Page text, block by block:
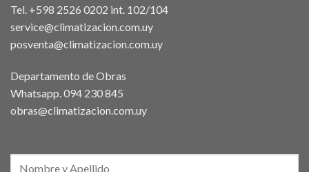
Tel. +598 2526 0202 int. 102/104
service@climatizacion.com.uy
posventa@climatizacion.com.uy
Departamento de Obras
Whatsapp.094 230 845
obras@climatizacion.com.uy